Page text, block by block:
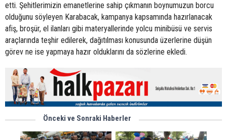
etti. Şehitlerimizin emanetlerine sahip çıkmanın boynumuzun borcu
olduğunu söyleyen Karabacak, kampanya kapsamında hazırlanacak
afiş, broşür, el ilanları gibi materyallerinde yolcu minibüsü ve servis
araçlarında teşhir edilerek, dağıtılması konusunda üzerlerine düşün
görev ne ise yapmaya hazır olduklarını da sözlerine ekledi.
Önceki ve Sonraki Haberler